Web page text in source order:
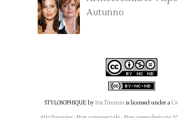
Autunno
STYLOSOPHIQUE byIris Tinuninis licensed under a